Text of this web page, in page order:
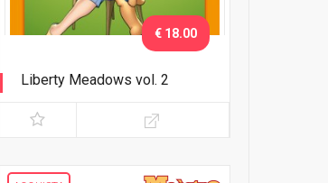
Liberty Meadows vol. 2
€ 18.00